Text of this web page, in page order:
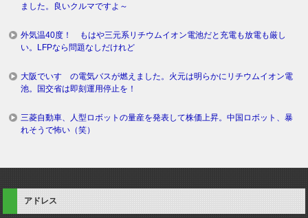
ました。良いクルマですよ～
外気温40度！ もはや三元系リチウムイオン電池だと充電も放電も厳し
い。LFPなら問題なしだけれど
大阪でいすゞの電気バスが燃えました。火元は明らかにリチウムイオン電
池。国交省は即刻運用停止を！
三菱自動車、人型ロボットの量産を発表して株価上昇。中国ロボット、暴
れそうで怖い（笑）
アドレス